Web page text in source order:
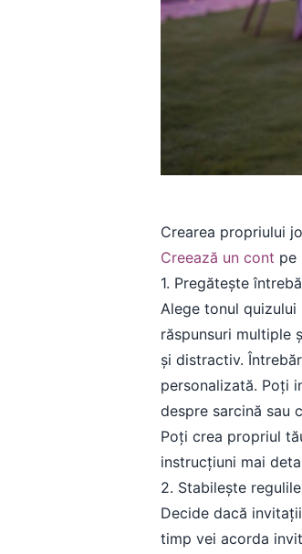
Crearea propriului
Creează un cont pe
1. Pregătește
Alege tonul
răspunsuri multiple
și distractiv.
personalizată. Poți
despre sarcină sau
Poți crea propriul
instrucțiuni mai
2. Stabilește regulile
Decide dacă
timp vei acorda